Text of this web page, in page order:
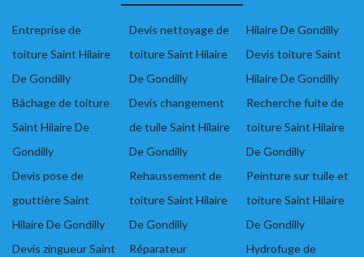
Entreprise de
toiture Saint Hilaire
De Gondilly
Bâchage de toiture
Saint Hilaire De
Gondilly
Devis pose de
gouttière Saint
Hilaire De Gondilly
Devis zingueur Saint
Devis nettoyage de
toiture Saint Hilaire
De Gondilly
Devis changement
de tuile Saint Hilaire
De Gondilly
Rehaussement de
toiture Saint Hilaire
De Gondilly
Réparateur
Hilaire De Gondilly
Devis toiture Saint
Hilaire De Gondilly
Recherche fuite de
toiture Saint Hilaire
De Gondilly
Peinture sur tuile et
toiture Saint Hilaire
De Gondilly
Hydrofuge de